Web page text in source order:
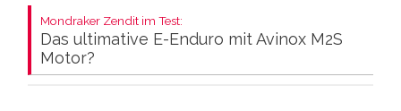
Mondraker Zendit im Test:
Das ultimative E-Enduro mit Avinox M2S
Motor?